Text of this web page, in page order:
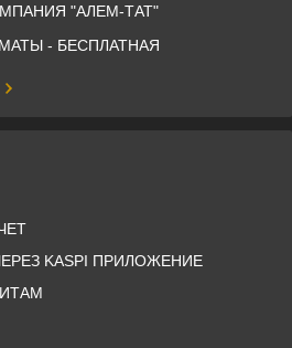
"АЛЕМ-ТАТ"
- БЕСПЛАТНАЯ
KASPI ПРИЛОЖЕНИЕ